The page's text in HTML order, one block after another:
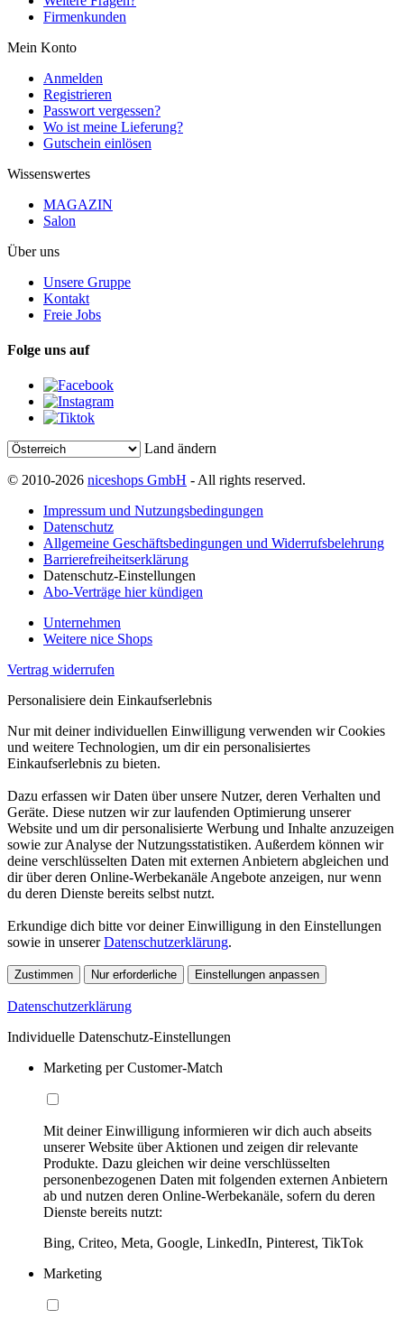
Firmenkunden
Mein Konto
Anmelden
Registrieren
Passwort vergessen?
Wo ist meine Lieferung?
Gutschein einlösen
Wissenswertes
MAGAZIN
Salon
Über uns
Unsere Gruppe
Kontakt
Freie Jobs
Folge uns auf
Land ändern
© 2010-2026 niceshops GmbH - All rights reserved.
Impressum und Nutzungsbedingungen
Datenschutz
Allgemeine Geschäftsbedingungen und Widerrufsbelehrung
Barrierefreiheitserklärung
Datenschutz-Einstellungen
Abo-Verträge hier kündigen
Unternehmen
Weitere nice Shops
Vertrag widerrufen
Personalisiere dein Einkaufserlebnis
Nur mit deiner individuellen Einwilligung verwenden wir Cookies
und weitere Technologien, um dir ein personalisiertes
Einkaufserlebnis zu bieten.
Dazu erfassen wir Daten über unsere Nutzer, deren Verhalten und
Geräte. Diese nutzen wir zur laufenden Optimierung unserer
Website und um dir personalisierte Werbung und Inhalte anzuzeigen
sowie zur Analyse der Nutzungsstatistiken. Außerdem können wir
deine verschlüsselten Daten mit externen Anbietern abgleichen und
dir über deren Online-Werbekanäle Angebote anzeigen, nur wenn
du deren Dienste bereits selbst nutzt.
Erkundige dich bitte vor deiner Einwilligung in den Einstellungen
sowie in unsererDatenschutzerklärung.
Zustimmen Nur erforderliche Einstellungen anpassen
Datenschutzerklärung
Individuelle Datenschutz-Einstellungen
Marketing per Customer-Match
Mit deiner Einwilligung informieren wir dich auch abseits
unserer Website über Aktionen und zeigen dir relevante
Produkte. Dazu gleichen wir deine verschlüsselten
personenbezogenen Daten mit folgenden externen Anbietern
ab und nutzen deren Online-Werbekanäle, sofern du deren
Dienste bereits nutzt:
Bing, Criteo, Meta, Google, LinkedIn, Pinterest, TikTok
Marketing